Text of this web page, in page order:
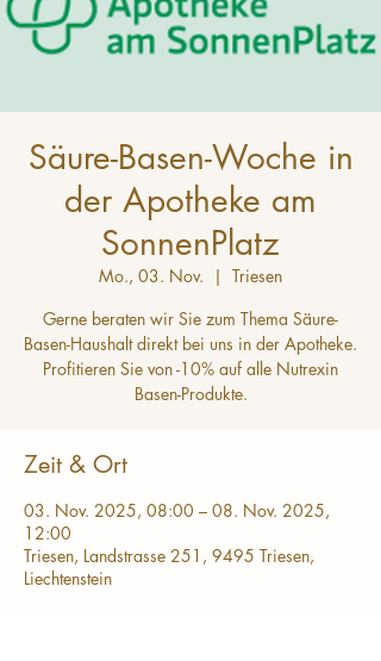
Säure-Basen-Woche in
der Apotheke am
SonnenPlatz
Mo., 03. Nov.
  |
Triesen
Gerne beraten wir Sie zum Thema Säure-
Basen-Haushalt direkt bei uns in der Apotheke.
Profitieren Sie von -10% auf alle Nutrexin
Basen-Produkte.
Zeit & Ort
03. Nov. 2025, 08:00 – 08. Nov. 2025,
12:00
Triesen, Landstrasse 251, 9495 Triesen,
Liechtenstein